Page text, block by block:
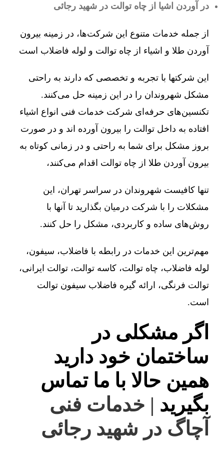
در آوردن اشیا از چاه توالت در شهید رجائی
از جمله خدمات متنوع این شرکت‌ها، در زمینه بیرون
آوردن طلا و اشیاء از چاه توالت و لوله فاضلاب است
این شرکتها با تجربه و تخصصی که دارند به راحتی
مشکل شهروندان را در این زمینه حل می‌کنند.
تکنسین‌های حرفه‌ای شرکت خدمات فنی انواع اشیاء
افتاده به داخل توالت را بیرون آورده اند و در صورت
بروز مشکل برای شما به راحتی و در زمانی کوتاه به
بیرون آوردن طلا از چاه توالت اقدام می‌کنند،
تنها کافیست شهروندان در سراسر تهران، این
مشکلات را با شرکت درمیان بگذارید تا آنها با
روش‌های ساده و کاربردی، مشکل را حل کنند.
مهم‌ترین این خدمات در رابطه با فاضلاب، سیفون،
لوله فاضلاب، چاه توالت، کاسه توالت، توالت ایرانی،
توالت فرنگی، ارائه گیره فاضلاب سیفون توالت
است.
اگر مشکلی در
ساختمان خود دارید
همین حالا با ما تماس
بگیرید | خدمات فنی
آچاگ در شهید رجائی